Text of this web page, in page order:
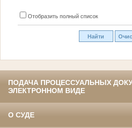
Отобразить полный список
ПОДАЧА ПРОЦЕССУАЛЬНЫХ
ЭЛЕКТРОННОМ ВИДЕ
О СУДЕ